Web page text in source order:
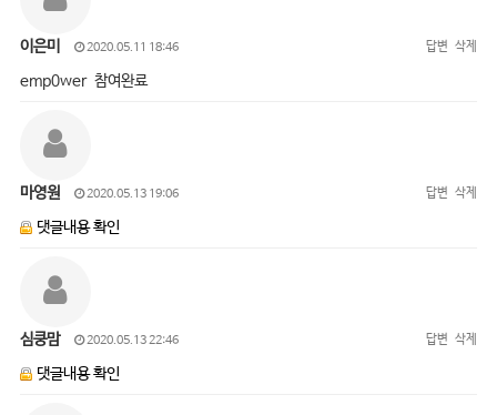
이은미 2020.05.11 18:46 답변 삭제
emp0wer 참여완료
마영원 2020.05.13 19:06 답변 삭제
댓글내용 확인
심쿵맘 2020.05.13 22:46 답변 삭제
댓글내용 확인